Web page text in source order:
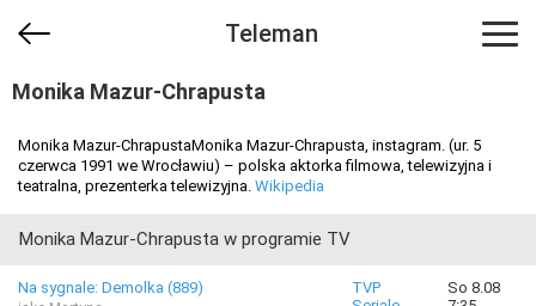
Teleman
Monika Mazur-Chrapusta
Monika Mazur-ChrapustaMonika Mazur-Chrapusta, instagram. (ur. 5
czerwca 1991 we Wrocławiu) – polska aktorka filmowa, telewizyjna i
teatralna, prezenterka telewizyjna. Wikipedia
Monika Mazur-Chrapusta w programie TV
Na sygnale: Demolka (889)
TVP
So 8.08